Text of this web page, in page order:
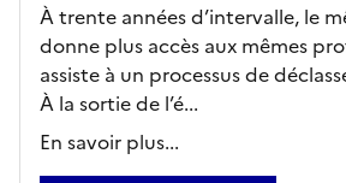
À trente années d’intervalle, le
donne plus accès aux mêmes
assiste à un processus de
À la sortie de l’é...
En savoir plus...